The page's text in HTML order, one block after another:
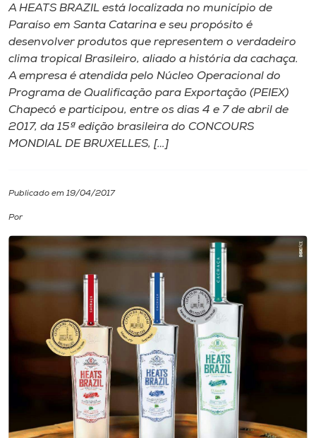
I.nova
Diplomados
Cultura
Biblioteca
Editora
Rádio
A HEATS BRAZIL está localizada no município de
Paraíso em Santa Catarina e seu propósito é
desenvolver produtos que representem o verdadeiro
clima tropical Brasileiro, aliado a história da cachaça.
A empresa é atendida pelo Núcleo Operacional do
Programa de Qualificação para Exportação (PEIEX)
Chapecó e participou, entre os dias 4 e 7 de abril de
2017, da 15ª edição brasileira do CONCOURS
MONDIAL DE BRUXELLES, […]
Publicado em 19/04/2017
Por